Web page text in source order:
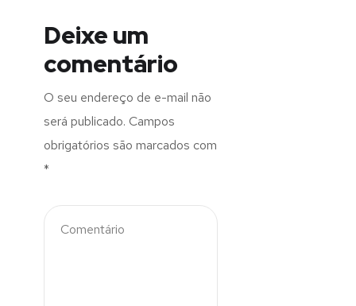
Deixe um
comentário
O seu endereço de e-mail não
será publicado. Campos
obrigatórios são marcados com
*